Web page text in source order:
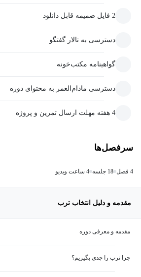
2 فایل ضمیمه قابل دانلود
دسترسی به تالار گفتگو
گواهینامه مکتب‌خونه
دسترسی مادام‌العمر به محتوای دوره
4 هفته مهلت ارسال تمرین و پروژه
سرفصل‌ها
4 فصل 18 جلسه 4 ساعت ویدیو
مقدمه و دلیل انتخاب ترب
مقدمه و معرفی دوره
چرا ترب را جدی بگیریم؟